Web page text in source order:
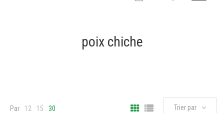
poix chiche
Par 12 15 30 Trier par